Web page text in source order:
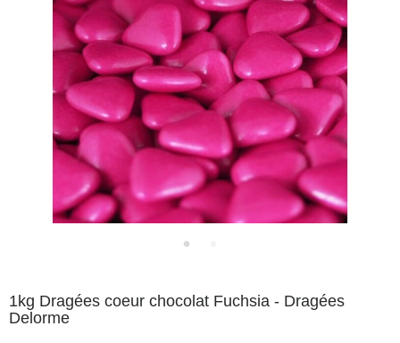
1kg Dragées coeur chocolat Fuchsia - Dragées
Delorme